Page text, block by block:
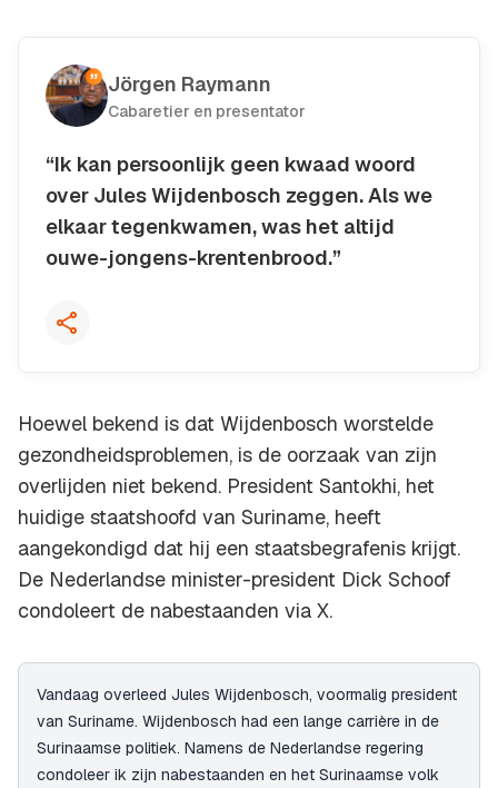
Jörgen Raymann
Cabaretier en presentator
“Ik kan persoonlijk geen kwaad woord
over Jules Wijdenbosch zeggen. Als we
elkaar tegenkwamen, was het altijd
ouwe-jongens-krentenbrood.”
Kopieer quote
Hoewel bekend is dat Wijdenbosch worstelde
gezondheidsproblemen, is de oorzaak van zijn
overlijden niet bekend. President Santokhi, het
huidige staatshoofd van Suriname, heeft
aangekondigd dat hij een staatsbegrafenis krijgt.
De Nederlandse minister-president Dick Schoof
condoleert de nabestaanden via X.
Vandaag overleed Jules Wijdenbosch, voormalig president
van Suriname. Wijdenbosch had een lange carrière in de
Surinaamse politiek. Namens de Nederlandse regering
condoleer ik zijn nabestaanden en het Surinaamse volk